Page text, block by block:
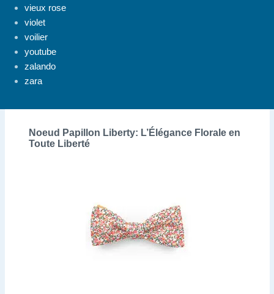
vieux rose
violet
voilier
youtube
zalando
zara
Noeud Papillon Liberty: L’Élégance Florale en
Toute Liberté